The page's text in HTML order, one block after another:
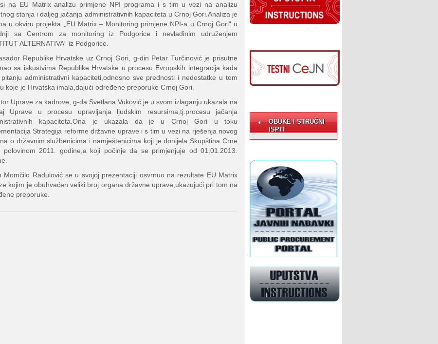
na EU Matrix analizu primjene NPI programa i s tim u vezi na analizu
stanja i daljeg jačanja administrativnih kapaciteta u Crnoj Gori.Analiza je
u okviru projekta „EU Matrix – Monitoring primjene NPI-a u Crnoj Gori“ u
sa Centrom za monitoring iz Podgorice i nevladinim udruženjem
ALTERNATIVA“ iz Podgorice.
Republike Hrvatske uz Crnoj Gori, g-din Petar Turčinović je prisutne
sa iskustvima Republike Hrvatske u procesu Evropskih integracija kada
administrativni kapaciteti,odnosno sve prednosti i nedostatke u tom
koje je Hrvatska imala,dajući određene preporuke Crnoj Gori.
Uprave za kadrove, g-đa Svetlana Vuković je u svom izlaganju ukazala na
Uprave u procesu upravljanja ljudskim resursima,tj.procesu jačanja
kapaciteta.Ona je ukazala da je u Crnoj Gori u toku
Strategija reforme državne uprave i s tim u vezi na rješenja novog
o državnim službenicima i namještenicima koji je donijela Skupština Crne
polovinom 2011. godine,a koji počinje da se primjenjuje od 01.01.2013.
Momčilo Radulović se u svojoj prezentaciji osvrnuo na rezultate EU Matrix
kojim je obuhvaćen veliki broj organa državne uprave,ukazujući pri tom na
preporuke.
OBUKE I STRUČNI
ISPIT